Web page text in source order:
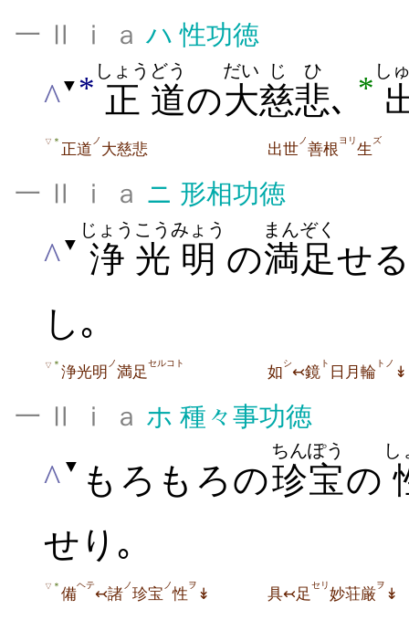
一 Ⅱ ⅰ ａ ハ 性功徳
^▼ * 正
しょう
道
どう
の大
だい
慈悲
じひ
､ *
し
▽ ＊ 正道 ノ 大慈悲 出世ノ善根ヨリ生 ズ
一 Ⅱ ⅰ ａ ニ 形相功徳
^ ▼ 浄
じょう
光
こう
明
みょう
の満足
まんぞく
せ
し｡
▽ ＊ 浄光明 ノ満足セルコト 如シ↢鏡 ト 日月輪 トノ ↡
一 Ⅱ ⅰ ａ ホ 種々事功徳
^ ▼ もろもろの珍宝
ちんぽう
の
し
せり｡
▽ ＊ 備ヘテ↢諸 ノ珍宝 ノ性ヲ ↡ 具↢足セリ妙荘厳ヲ ↡